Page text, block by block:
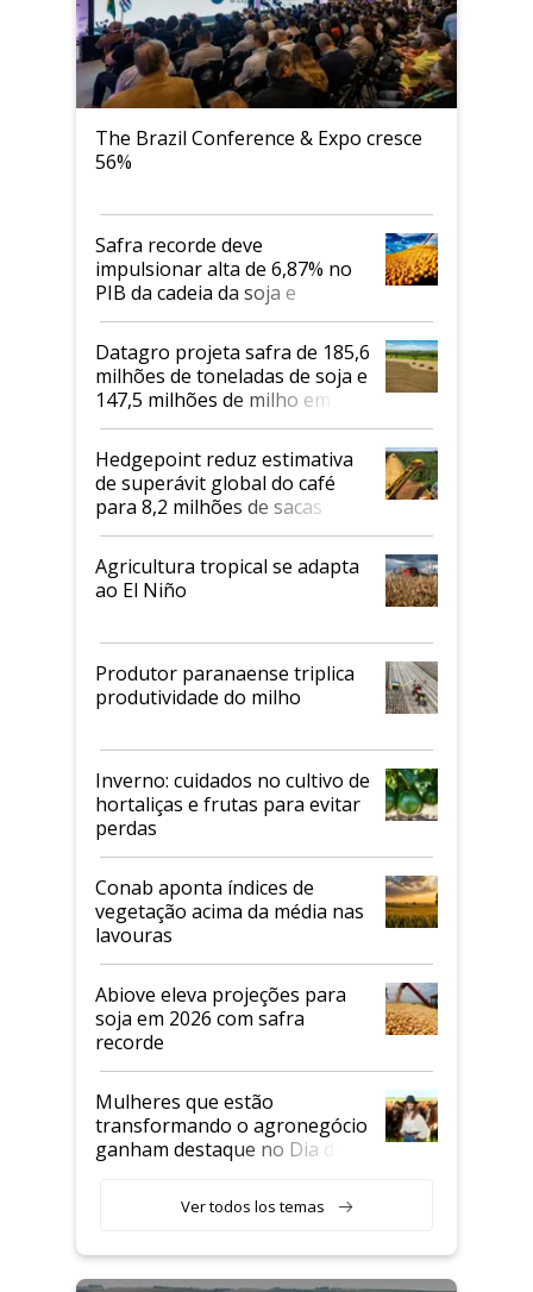
The Brazil Conference & Expo cresce
56%
Safra recorde deve
impulsionar alta de 6,87% no
PIB da cadeia da soja e
biodiesel em 2026
Datagro projeta safra de 185,6
milhões de toneladas de soja e
147,5 milhões de milho em
2026/27
Hedgepoint reduz estimativa
de superávit global do café
para 8,2 milhões de sacas
Agricultura tropical se adapta
ao El Niño
Produtor paranaense triplica
produtividade do milho
Inverno: cuidados no cultivo de
hortaliças e frutas para evitar
perdas
Conab aponta índices de
vegetação acima da média nas
lavouras
Abiove eleva projeções para
soja em 2026 com safra
recorde
Mulheres que estão
transformando o agronegócio
ganham destaque no Dia do
Ver todos los temas